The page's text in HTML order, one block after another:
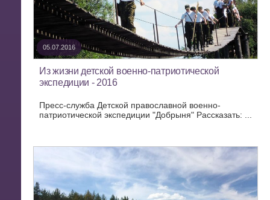
05.07.2016
Из жизни детской военно-патриотической
экспедиции - 2016
Пресс-служба Детской православной военно-
патриотической экспедиции "Добрыня" Рассказать: ...